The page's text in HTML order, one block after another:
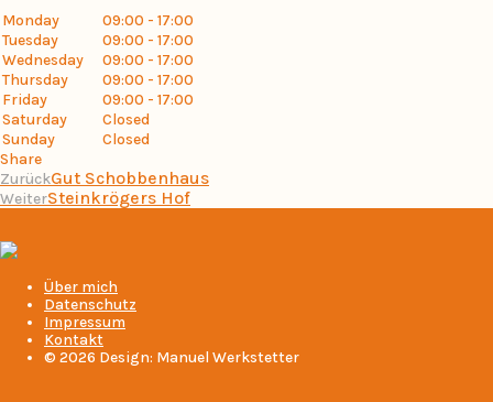
Monday
09:00 - 17:00
Tuesday
09:00 - 17:00
Wednesday
09:00 - 17:00
Thursday
09:00 - 17:00
Friday
09:00 - 17:00
Saturday
Closed
Sunday
Closed
Share
ZurückGut Schobbenhaus
WeiterSteinkrögers Hof
Über mich
Datenschutz
Impressum
Kontakt
© 2026 Design: Manuel Werkstetter